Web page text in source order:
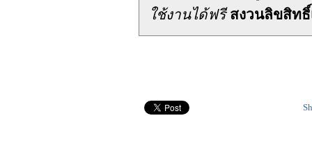
ใช้งานได้ฟรีสงวนลิขสิทธิ์